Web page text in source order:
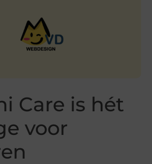
Care is hét
voor